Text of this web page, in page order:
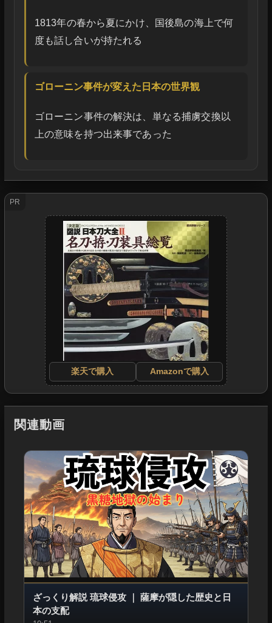
1813年の春から夏にかけ、国後島の海上で何
度も話し合いが持たれる
ゴローニン事件が変えた日本の世界観
ゴローニン事件の解決は、単なる捕虜交換以
上の意味を持つ出来事であった
PR
楽天で購入 Amazonで購入
関連動画
ざっくり解説 琉球侵攻｜ 薩摩が隠した歴史と日
本の支配